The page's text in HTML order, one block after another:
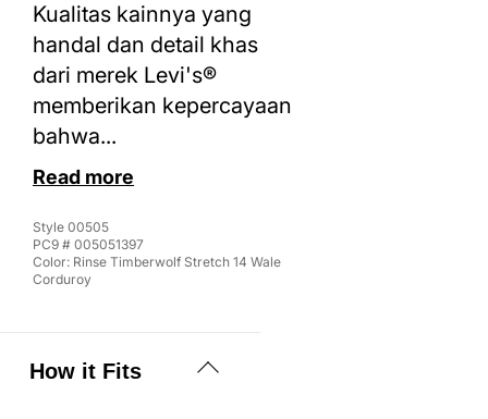
Kualitas kainnya yang
handal dan detail khas
dari merek Levi's®
memberikan kepercayaan
bahwa...
Read more
Style 00505
PC9 # 005051397
Color: Rinse Timberwolf Stretch 14 Wale
Corduroy
How it Fits